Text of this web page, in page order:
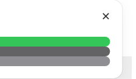
. 攝影.
✕